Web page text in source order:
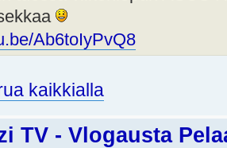
Ab6toIyPvQ8
kaikkialla
TV - Vlogausta